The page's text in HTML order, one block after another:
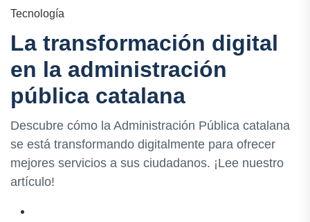
Tecnología
La transformación digital
en la administración
pública catalana
Descubre cómo la Administración Pública catalana
se está transformando digitalmente para ofrecer
mejores servicios a sus ciudadanos. ¡Lee nuestro
artículo!